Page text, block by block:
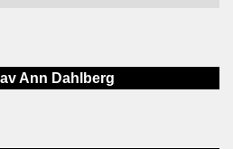
Ann Dahlberg